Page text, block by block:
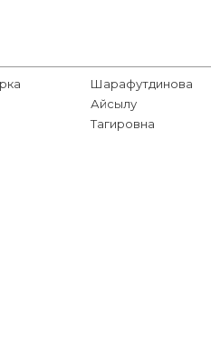
Шарафутдинова
Айсылу
Тагировна